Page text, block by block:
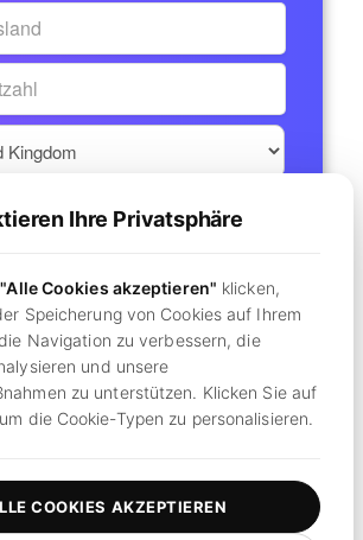
kostenlose Testversion
Checkout - No Charge Today
Hier klicken, um sich anzumelden
Ihre Privatsphäre
"Alle Cookies akzeptieren" klicken,
Speicherung von Cookies auf Ihrem
Navigation zu verbessern, die
und unsere
zu unterstützen. Klicken Sie auf
die Cookie-Typen zu personalisieren.
COOKIES AKZEPTIEREN